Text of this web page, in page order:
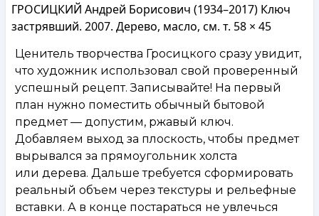
ГРОСИЦКИЙ Андрей Борисович (1934–2017) Ключ
застрявший. 2007. Дерево, масло, см. т. 58 × 45
Ценитель творчества Гросицкого сразу увидит,
что художник использовал свой проверенный
успешный рецепт. Записывайте! На первый
план нужно поместить обычный бытовой
предмет — допустим, ржавый ключ.
Добавляем выход за плоскость, чтобы предмет
вырывался за прямоугольник холста
или дерева. Дальше требуется сформировать
реальный объем через текстуры и рельефные
вставки. А в конце постараться не увлечься